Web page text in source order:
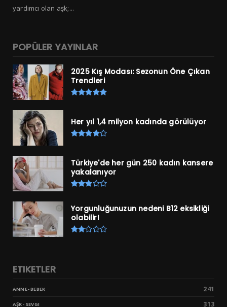
yardımcı olan aşk;...
POPÜLER YAYINLAR
2025 Kış Modası: Sezonun Öne Çıkan
Trendleri
Her yıl 1,4 milyon kadında görülüyor
Türkiye'de her gün 250 kadın kansere
yakalanıyor
Yorgunluğunuzun nedeni B12 eksikliği
olabilir!
ETIKETLER
ANNE- BEBEK 241
AŞK- SEVGI 313